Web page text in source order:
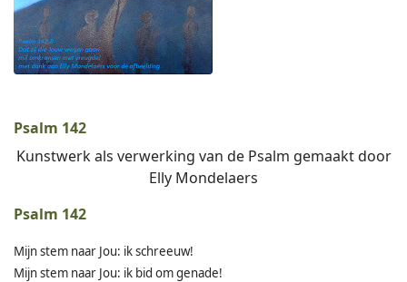
Psalm 142
Kunstwerk als verwerking van de Psalm gemaakt door
Elly Mondelaers
Psalm 142
Mijn stem naar Jou: ik schreeuw!
Mijn stem naar Jou: ik bid om genade!